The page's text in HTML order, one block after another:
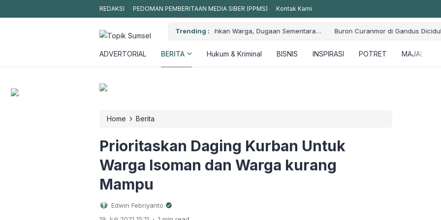
REDAKSI PEDOMAN PEMBERITAAN MEDIA SIBER (PPMS) Kontak Kami
Trending :
PT Hindoli Keluang Hebohkan Warga, Dugaan Sementara Buron Curanmor di Gandus Diciduk, Polisi Kejar Satu Pelaku Lagi
ADVERTORIAL BERITA Hukum & Kriminal BISNIS INSPIRASI POTRET MAJALAH
Home › Berita
Prioritaskan Daging Kurban Untuk
Warga Isoman dan Warga kurang
Mampu
Edwin Febriyanto
.